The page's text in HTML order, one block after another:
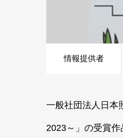
情報提供者
一般社団法人日本
2023～」の受賞